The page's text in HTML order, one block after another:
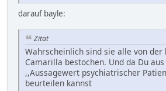
darauf bayle:
Zitat
Wahrscheinlich sind sie alle von der
Camarilla bestochen. Und da Du
,,Aussagewert psychiatrischer
beurteilen kannst